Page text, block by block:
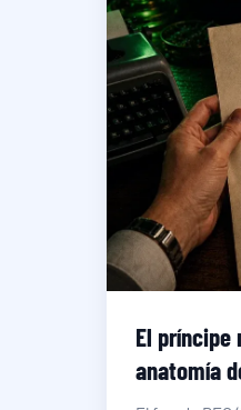
El príncipe
anatomía